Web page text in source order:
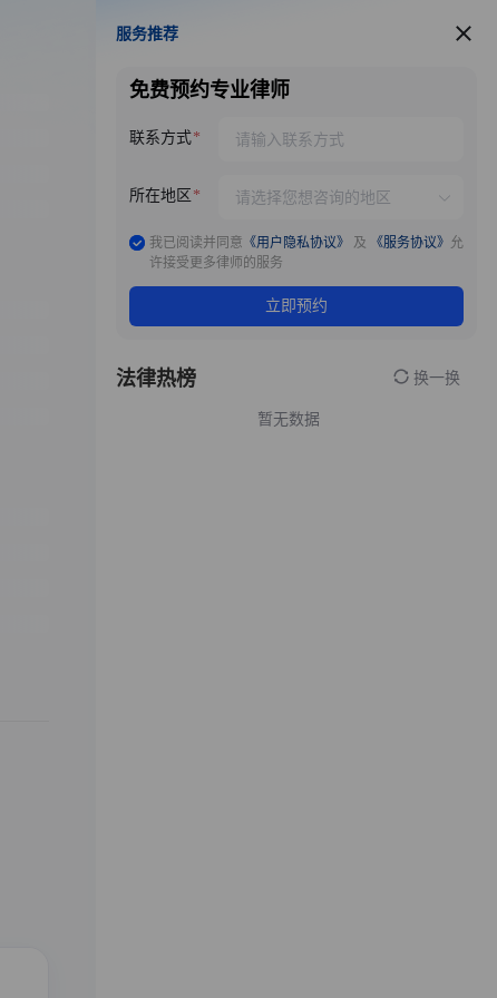
服务推荐
服务推荐
免费预约专业律师
联系方式
所在地区
我已阅读并同意 《用户隐私协议》 及 《服务协议》 允
许接受更多律师的服务
立即预约
法律热榜 换一换
暂无数据